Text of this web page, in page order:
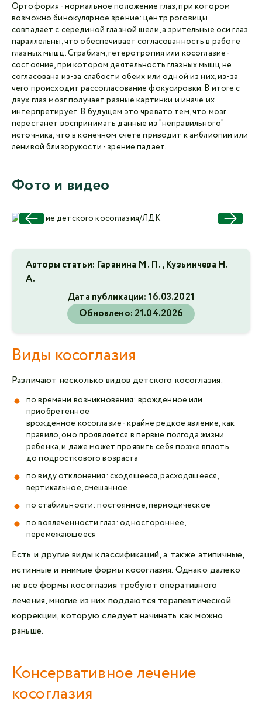
Ортофория - нормальное положение глаз, при котором
возможно бинокулярное зрение: центр роговицы
совпадает с серединой глазной щели, а зрительные оси глаз
параллельны, что обеспечивает согласованность в работе
глазных мышц. Страбизм, гетеротропия или косоглазие -
состояние, при котором деятельность глазных мышц не
согласована из-за слабости обеих или одной из них, из-за
чего происходит рассогласование фокусировки. В итоге с
двух глаз мозг получает разные картинки и иначе их
интерпретирует. В будущем это чревато тем, что мозг
перестанет воспринимать данные из "неправильного"
источника, что в конечном счете приводит к амблиопии или
ленивой близорукости - зрение падает.
Фото и видео
Авторы статьи: Гаранина М. П., Кузьмичева Н.
А.
Дата публикации:16.03.2021
Обновлено: 21.04.2026
Виды косоглазия
Различают несколько видов детского косоглазия:
по времени возникновения: врожденное или
приобретенное
врожденное косоглазие - крайне редкое явление, как
правило, оно проявляется в первые полгода жизни
ребенка, и даже может проявить себя позже вплоть
до подросткового возраста
по виду отклонения: сходящееся, расходящееся,
вертикальное, смешанное
по стабильности: постоянное, периодическое
по вовлеченности глаз: одностороннее,
перемежающееся
Есть и другие виды классификаций, а также атипичные,
истинные и мнимые формы косоглазия. Однако далеко
не все формы косоглазия требуют оперативного
лечения, многие из них поддаются терапевтической
коррекции, которую следует начинать как можно
раньше.
Консервативное лечение
косоглазия